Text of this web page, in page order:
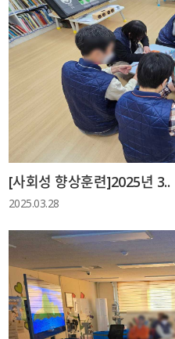
[사회성 향상훈련]2025년 3..
2025.03.28